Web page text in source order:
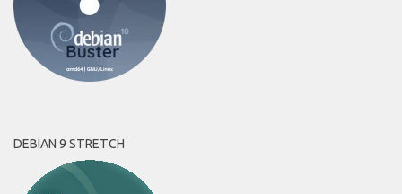
DEBIAN 9 STRETCH